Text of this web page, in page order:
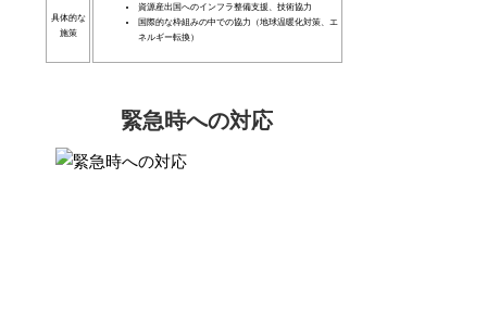
具体的な
施策
資源産出国へのインフラ整備支援、技術協力
国際的な枠組みの中での協力（地球温暖化対策、エ
ネルギー転換）
緊急時への対応